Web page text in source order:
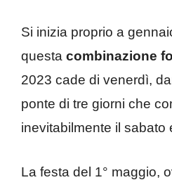
Si inizia proprio a
questa combinazione
2023 cade di venerdì,
ponte di tre giorni che
inevitabilmente il sabato
La festa del 1° maggio,